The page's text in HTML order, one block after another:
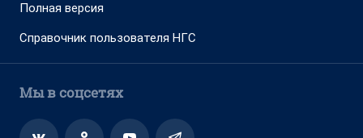
Полная версия
Справочник пользователя НГС
Мы в соцсетях